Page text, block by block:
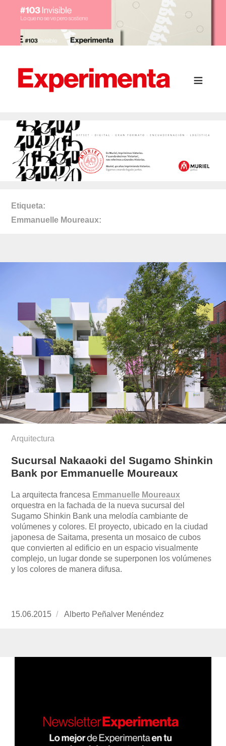
Etiqueta
Emmanuelle Moureaux
Arquitectura
Sucursal Nakaaoki del Sugamo Shinkin
Bank por Emmanuelle Moureaux
La arquitecta francesa Emmanuelle Moureaux
orquestra en la fachada de la nueva sucursal del
Sugamo Shinkin Bank una melodía cambiante de
volúmenes y colores. El proyecto, ubicado en la ciudad
japonesa de Saitama, presenta un mosaico de cubos
que convierten al edificio en un espacio visualmente
complejo, un lugar donde se superponen los volúmenes
y los colores de manera difusa.
Publicado
15.06.2015
https://www.experimenta.es/author/alberto-
Alberto Peñalver Menéndez